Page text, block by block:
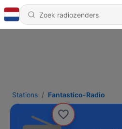
Stations Fantastico-Radio